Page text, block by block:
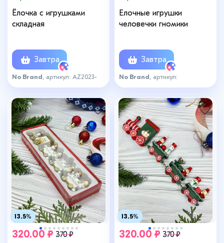
Ёлочка с игрушками
складная
Завтра
No Brand , артикул: AZ2023-
1688
Елочные игрушки
человечки гномики
Завтра
No Brand , артикул:
подвескичел
13.5%
320.00 ₽ 370 ₽
13.5%
320.00 ₽ 370 ₽